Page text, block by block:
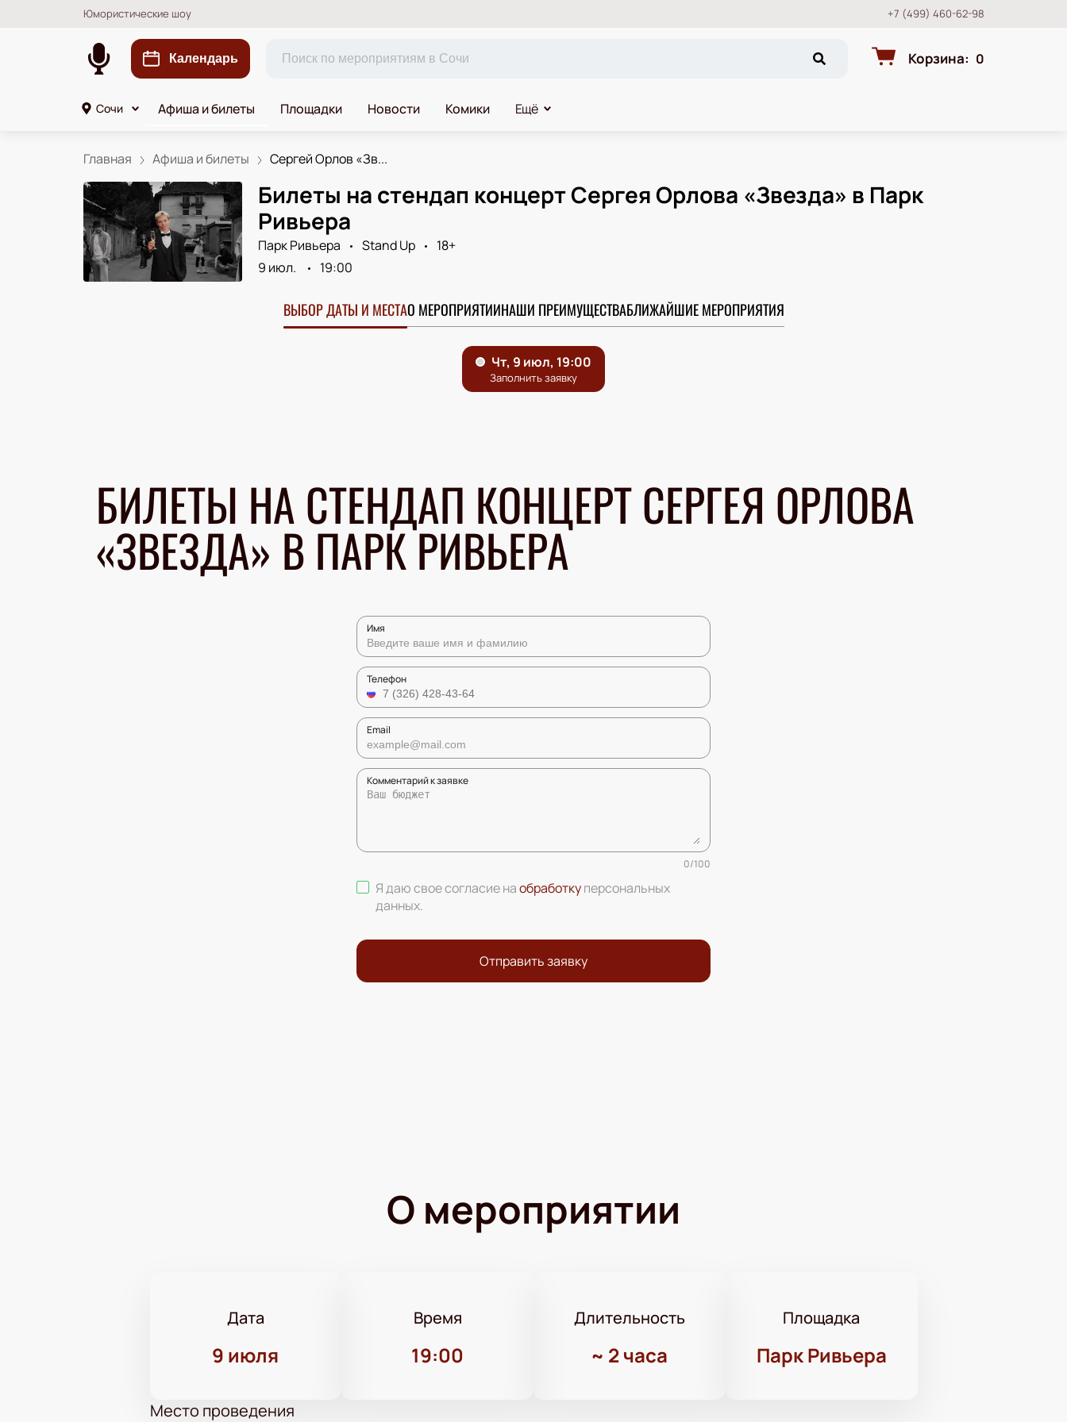
Юмористические шоу +7 (499) 460-62-98
Календарь Корзина: 0
Сочи Афиша и билеты Площадки Новости Комики Ещё
Главная Афиша и билеты Сергей Орлов «Зв...
Билеты на стендап концерт Сергея Орлова «Звезда» в Парк
Ривьера
Парк Ривьера Stand Up
18+
9 июл.
19:00
ВЫБОР ДАТЫ И МЕСТАО МЕРОПРИЯТИИНАШИ ПРЕИМУЩЕСТВАБЛИЖАЙШИЕ МЕРОПРИЯТИЯ
БИЛЕТЫ НА СТЕНДАП КОНЦЕРТ СЕРГЕЯ ОРЛОВА
«ЗВЕЗДА» В ПАРК РИВЬЕРА
Имя
Телефон
Email
Комментарий к заявке
0/100
Я даю свое согласие наобработкуперсональных
данных.
Отправить заявку
О мероприятии
Дата
9 июля
Время
19:00
Длительность
~ 2 часа
Площадка
Парк Ривьера
Место проведения